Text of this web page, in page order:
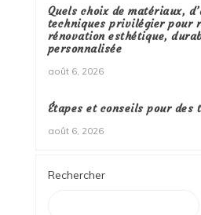
Quels choix de matériaux,
techniques privilégier pour
rénovation esthétique,
personnalisée
août 6, 2026
Étapes et conseils pour des
août 6, 2026
Rechercher